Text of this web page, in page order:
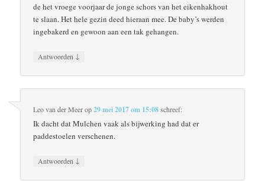
de het vroege voorjaar de jonge schors van het eikenhakhout
te slaan. Het hele gezin deed hieraan mee. De baby’s werden
ingebakerd en gewoon aan een tak gehangen.
Antwoorden ↓
Leo van der Meerop29 mei 2017 om 15:08schreef:
Ik dacht dat Mulchen vaak als bijwerking had dat er
paddestoelen verschenen.
Antwoorden ↓